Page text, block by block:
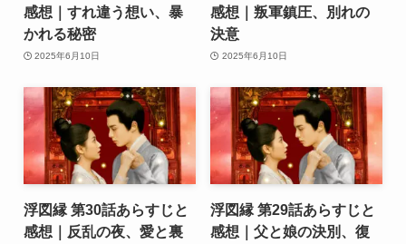
感想｜すれ違う想い、暴
かれる秘密
2025年6月10日
感想｜叛軍鎮圧、別れの
決意
2025年6月10日
浮図縁 第30話あらすじと
感想｜反乱の夜、愛と裏
浮図縁 第29話あらすじと
感想｜父と娘の決別、復